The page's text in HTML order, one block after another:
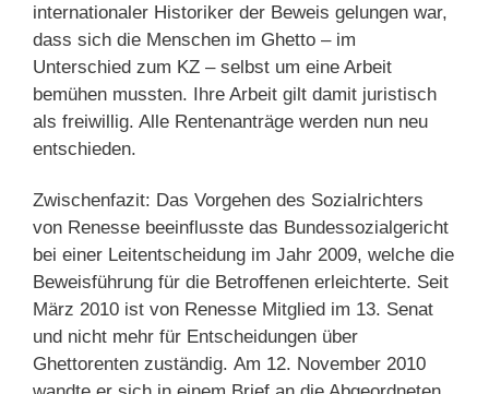
internationaler Historiker der Beweis gelungen war,
dass sich die Menschen im Ghetto – im
Unterschied zum KZ – selbst um eine Arbeit
bemühen mussten. Ihre Arbeit gilt damit juristisch
als freiwillig. Alle Rentenanträge werden nun neu
entschieden.
Zwischenfazit: Das Vorgehen des Sozialrichters
von Renesse beeinflusste das Bundessozialgericht
bei einer Leitentscheidung im Jahr 2009, welche die
Beweisführung für die Betroffenen erleichterte. Seit
März 2010 ist von Renesse Mitglied im 13. Senat
und nicht mehr für Entscheidungen über
Ghettorenten zuständig. Am 12. November 2010